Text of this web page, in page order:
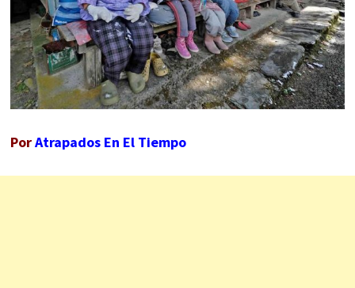
PorAtrapados En El Tiempo